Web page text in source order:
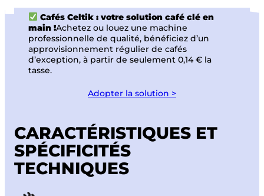
Cafés Celtik : votre solution café clé en
main !Achetez ou louez une machine
professionnelle de qualité, bénéficiez d’un
approvisionnement régulier de cafés
d’exception, à partir de seulement 0,14 € la
tasse.
Adopter la solution >
CARACTÉRISTIQUES ET
SPÉCIFICITÉS
TECHNIQUES